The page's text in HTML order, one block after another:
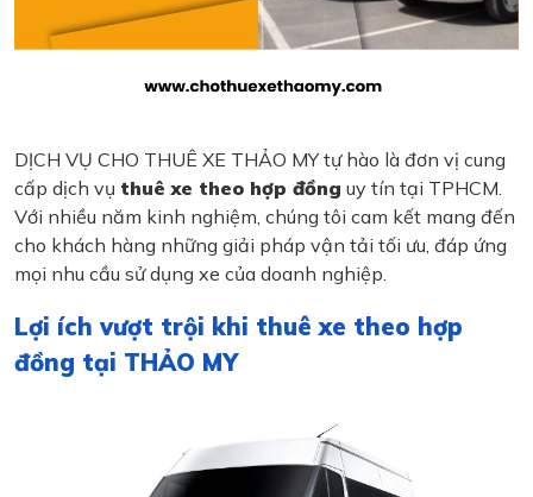
DỊCH VỤ CHO THUÊ XE THẢO MY tự hào là đơn vị cung
cấp dịch vụ thuê xe theo hợp đồng uy tín tại TPHCM.
Với nhiều năm kinh nghiệm, chúng tôi cam kết mang đến
cho khách hàng những giải pháp vận tải tối ưu, đáp ứng
mọi nhu cầu sử dụng xe của doanh nghiệp.
Lợi ích vượt trội khi thuê xe theo hợp
đồng tại THẢO MY